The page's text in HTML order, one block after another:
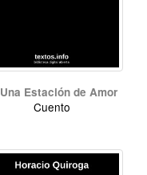
Una Estación de Amor
Cuento